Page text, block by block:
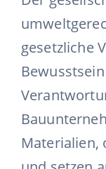
gesetzliche
Materialien,